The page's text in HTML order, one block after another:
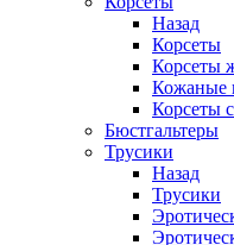
Назад
Корсеты
Корсеты
Кожаные
Корсеты
Бюстгальтеры
Трусики
Назад
Трусики